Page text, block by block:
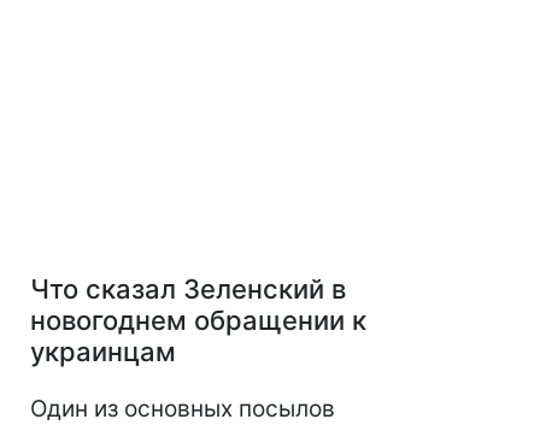
Что сказал Зеленский в
новогоднем обращении к
украинцам
Один из основных посылов